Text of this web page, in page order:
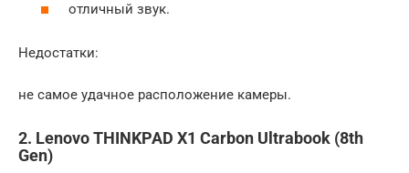
отличный звук.
Недостатки:
не самое удачное расположение камеры.
2. Lenovo THINKPAD X1 Carbon Ultrabook (8th
Gen)